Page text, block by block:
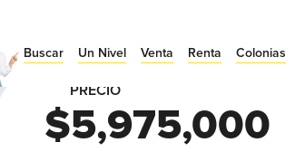
Buscar Un Nivel Venta Renta Colonias
🔥 Da Click en la Foto p/ Expanderla
PRECIO
$5,975,000